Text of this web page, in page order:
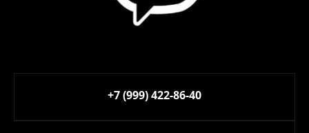
+7 (999) 422-86-40